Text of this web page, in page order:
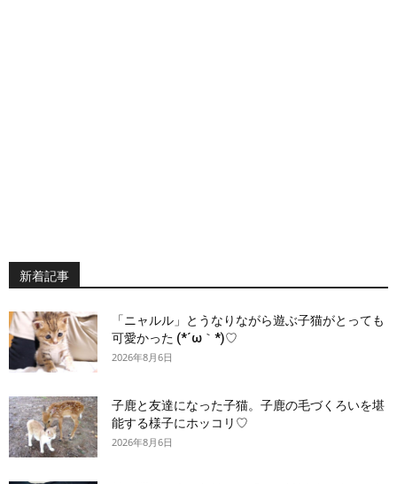
新着記事
「ニャルル」とうなりながら遊ぶ子猫がとっても
可愛かった (*´ω｀*)♡
2026年8月6日
子鹿と友達になった子猫。子鹿の毛づくろいを堪
能する様子にホッコリ♡
2026年8月6日